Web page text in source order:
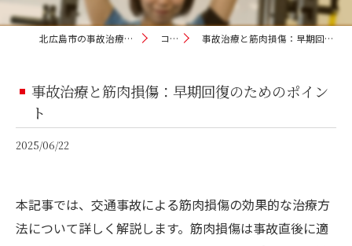
北広島市の事故治療なら美沢整骨院 コラム 事故治療と筋肉損傷：早期回復のためのポイント
事故治療と筋肉損傷：早期回復のためのポイン
ト
2025/06/22
本記事では、交通事故による筋肉損傷の効果的な治療方
法について詳しく解説します。筋肉損傷は事故直後に適